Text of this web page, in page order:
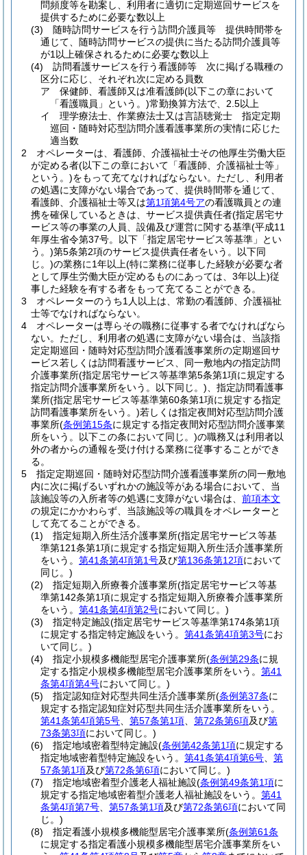
問頻度等を勘案し、利用者に適切に定期巡回サービスを
提供するために必要な数以上
(3)
随時訪問サービスを行う訪問介護員等 提供時間帯を
通じて、随時訪問サービスの提供に当たる訪問介護員等
が1以上確保されるために必要な数以上
(4)
訪問看護サービスを行う看護師等 次に掲げる職種の
区分に応じ、それぞれ次に定める員数
ア
保健師、看護師又は准看護師(以下この章において
「看護職員」という。)常勤換算方法で、2.5以上
イ
理学療法士、作業療法士又は言語聴覚士 指定定期
巡回・随時対応型訪問介護看護事業所の実情に応じた
適当数
2
オペレーターは、看護師、介護福祉士その他厚生労働大臣
が定める者(以下この章において「看護師、介護福祉士等」
という。)をもって充てなければならない。 ただし、利用者
の処遇に支障がない場合であって、提供時間帯を通じて、
看護師、介護福祉士等又は第1項第4号アの看護職員との連
携を確保しているときは、サービス提供責任者(指定居宅サ
ービス等の事業の人員、設備及び運営に関する基準(平成11
年厚生省令第37号。以下「指定居宅サービス等基準」とい
う。)第5条第2項のサービス提供責任者をいう。以下同
じ。)の業務に1年以上(特に業務に従事した経験が必要な者
として厚生労働大臣が定めるものにあっては、3年以上)従
事した経験を有する者をもって充てることができる。
3
オペレーターのうち1人以上は、常勤の看護師、介護福祉
士等でなければならない。
4
オペレーターは専らその職務に従事する者でなければなら
ない。 ただし、利用者の処遇に支障がない場合は、当該指
定定期巡回・随時対応型訪問介護看護事業所の定期巡回サ
ービス若しくは訪問看護サービス、同一敷地内の指定訪問
介護事業所(指定居宅サービス等基準第5条第1項に規定する
指定訪問介護事業所をいう。以下同じ。) 、指定訪問看護事
業所(指定居宅サービス等基準第60条第1項に規定する指定
訪問看護事業所をいう。)若しくは指定夜間対応型訪問介護
事業所(条例第15条に規定する指定夜間対応型訪問介護事業
所をいう。以下この条において同じ。)の職務又は利用者以
外の者からの通報を受け付ける業務に従事することができ
る。
5
指定定期巡回・随時対応型訪問介護看護事業所の同一敷地
内に次に掲げるいずれかの施設等がある場合において、当
該施設等の入所者等の処遇に支障がない場合は、 前項本文
の規定にかかわらず、当該施設等の職員をオペレーターと
して充てることができる。
(1)
指定短期入所生活介護事業所(指定居宅サービス等基
準第121条第1項に規定する指定短期入所生活介護事業所
をいう。 第41条第4項第1号及び第136条第12項において
同じ。)
(2)
指定短期入所療養介護事業所(指定居宅サービス等基
準第142条第1項に規定する指定短期入所療養介護事業所
をいう。 第41条第4項第2号において同じ。)
(3)
指定特定施設(指定居宅サービス等基準第174条第1項
に規定する指定特定施設をいう。 第41条第4項第3号にお
いて同じ。)
(4)
指定小規模多機能型居宅介護事業所(条例第29条に規
定する指定小規模多機能型居宅介護事業所をいう。 第41
条第4項第4号において同じ。)
(5)
指定認知症対応型共同生活介護事業所(条例第37条に
規定する指定認知症対応型共同生活介護事業所をいう。
第41条第4項第5号
第57条第1項 第72条第6項及び第
73条第3項において同じ。)
(6)
指定地域密着型特定施設(条例第42条第1項に規定する
指定地域密着型特定施設をいう。 第41条第4項第6号
第
57条第1項及び第72条第6項において同じ。)
(7)
指定地域密着型介護老人福祉施設(条例第49条第1項に
規定する指定地域密着型介護老人福祉施設をいう。 第41
条第4項第7号
第57条第1項及び第72条第6項において同
じ。)
(8)
指定看護小規模多機能型居宅介護事業所(条例第61条
に規定する指定看護小規模多機能型居宅介護事業所をい